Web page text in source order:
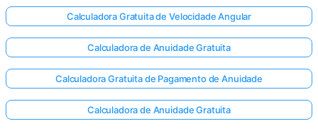
Calculadora Gratuita de Velocidade Angular
Calculadora de Anuidade Gratuita
Calculadora Gratuita de Pagamento de Anuidade
Calculadora de Anuidade Gratuita